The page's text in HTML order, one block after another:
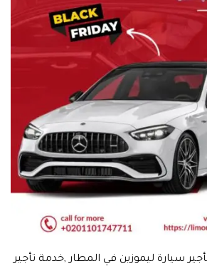
سيارة ليموزين في المطار ,خدمة تأجير